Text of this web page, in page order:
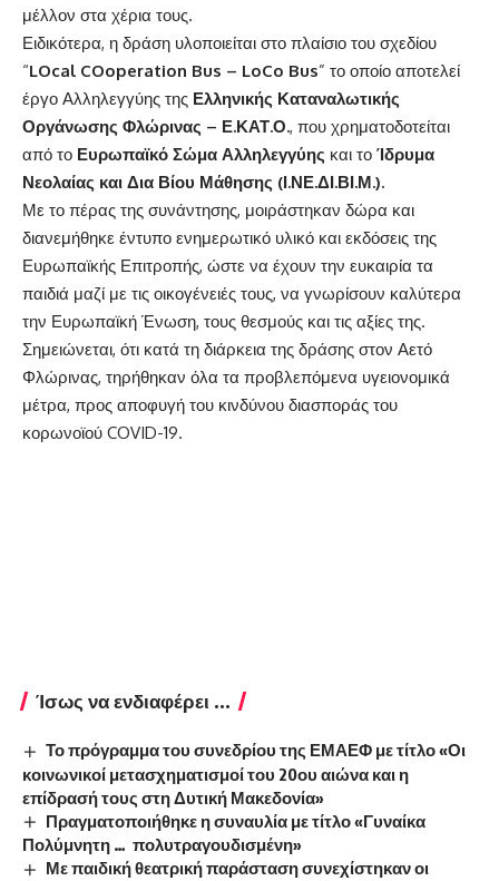
μέλλον στα χέρια τους.
Ειδικότερα, η δράση υλοποιείται στο πλαίσιο του σχεδίου
“LOcal COoperation Bus – LoCo Bus” το οποίο αποτελεί
έργο Αλληλεγγύης της Ελληνικής Καταναλωτικής
Οργάνωσης Φλώρινας – Ε.ΚΑΤ.Ο., που χρηματοδοτείται
από το Ευρωπαϊκό Σώμα Αλληλεγγύης και το Ίδρυμα
Νεολαίας και Δια Βίου Μάθησης (Ι.ΝΕ.ΔΙ.ΒΙ.Μ.).
Με το πέρας της συνάντησης, μοιράστηκαν δώρα και
διανεμήθηκε έντυπο ενημερωτικό υλικό και εκδόσεις της
Ευρωπαϊκής Επιτροπής, ώστε να έχουν την ευκαιρία τα
παιδιά μαζί με τις οικογένειές τους, να γνωρίσουν καλύτερα
την Ευρωπαϊκή Ένωση, τους θεσμούς και τις αξίες της.
Σημειώνεται, ότι κατά τη διάρκεια της δράσης στον Αετό
Φλώρινας, τηρήθηκαν όλα τα προβλεπόμενα υγειονομικά
μέτρα, προς αποφυγή του κινδύνου διασποράς του
κορωνοϊού COVID-19.
Ίσως να ενδιαφέρει ...
Το πρόγραμμα του συνεδρίου της ΕΜΑΕΦ με τίτλο «Οι
κοινωνικοί μετασχηματισμοί του 20ου αιώνα και η
επίδρασή τους στη Δυτική Μακεδονία»
Πραγματοποιήθηκε η συναυλία με τίτλο «Γυναίκα
Πολύμνητη … πολυτραγουδισμένη»
Με παιδική θεατρική παράσταση συνεχίστηκαν οι